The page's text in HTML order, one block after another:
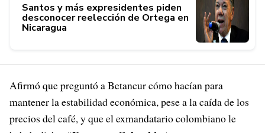
Santos y más expresidentes piden
desconocer reelección de Ortega en
Nicaragua
Afirmó que preguntó a Betancur cómo hacían para
mantener la estabilidad económica, pese a la caída de los
precios del café, y que el exmandatario colombiano le